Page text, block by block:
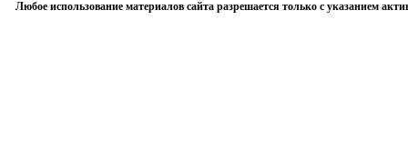
Любое использование материалов сайта разрешается только с указанием